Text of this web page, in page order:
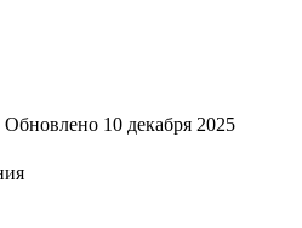
Обновлено 10 декабря 2025